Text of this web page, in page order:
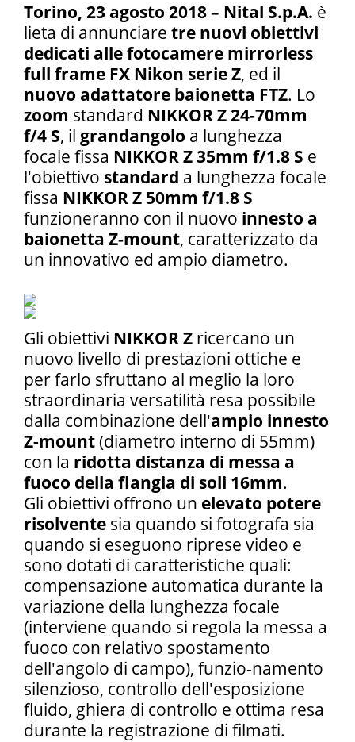
Torino, 23 agosto 2018– Nital S.p.A. è
lieta di annunciare tre nuovi obiettivi
dedicati alle fotocamere mirrorless
full frame FX Nikon serie Z, ed il
nuovo adattatore baionetta FTZ. Lo
zoom standard NIKKOR Z 24-70mm
f/4 S, il grandangolo a lunghezza
focale fissa NIKKOR Z 35mm f/1.8 S e
l'obiettivo standard a lunghezza focale
fissa NIKKOR Z 50mm f/1.8 S
funzioneranno con il nuovo innesto a
baionetta Z-mount, caratterizzato da
un innovativo ed ampio diametro.
Gli obiettivi NIKKOR Z ricercano un
nuovo livello di prestazioni ottiche e
per farlo sfruttano al meglio la loro
straordinaria versatilità resa possibile
dalla combinazione dell'ampio innesto
Z-mount(diametro interno di 55mm)
con la ridotta distanza di messa a
fuoco della flangia di soli 16mm.
Gli obiettivi offrono un elevato potere
risolvente sia quando si fotografa sia
quando si eseguono riprese video e
sono dotati di caratteristiche quali:
compensazione automatica durante la
variazione della lunghezza focale
(interviene quando si regola la messa a
fuoco con relativo spostamento
dell'angolo di campo), funzio-namento
silenzioso, controllo dell'esposizione
fluido, ghiera di controllo e ottima resa
durante la registrazione di filmati.